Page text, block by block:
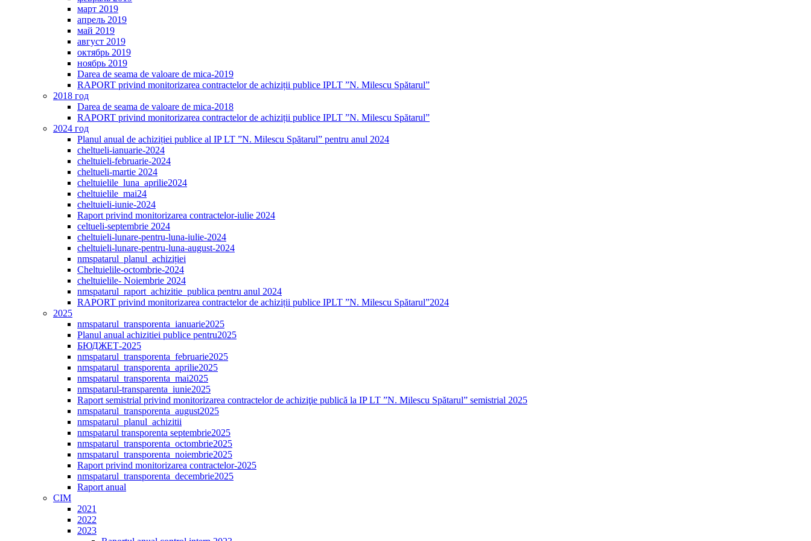
март 2019
апрель 2019
май 2019
август 2019
октябрь 2019
ноябрь 2019
Darea de seama de valoare de mica-2019
RAPORT privind monitorizarea contractelor de achiziții publice IPLT ”N. Milescu Spătarul”
2018 год
Darea de seama de valoare de mica-2018
RAPORT privind monitorizarea contractelor de achiziții publice IPLT ”N. Milescu Spătarul”
2024 год
Planul anual de achiziției publice al IP LT ”N. Milescu Spătarul” pentru anul 2024
cheltueli-ianuarie-2024
cheltuieli-februarie-2024
cheltueli-martie 2024
cheltuielile_luna_aprilie2024
cheltuielile_mai24
cheltuieli-iunie-2024
Raport privind monitorizarea contractelor-iulie 2024
celtueli-septembrie 2024
cheltuieli-lunare-pentru-luna-iulie-2024
cheltuieli-lunare-pentru-luna-august-2024
nmspatarul_planul_achiziției
Cheltuielile-octombrie-2024
cheltuielile- Noiembrie 2024
nmspatarul_raport_achizitie_publica pentru anul 2024
RAPORT privind monitorizarea contractelor de achiziții publice IPLT ”N. Milescu Spătarul”2024
2025
nmspatarul_transporenta_ianuarie2025
Planul anual achizitiei publice pentru2025
БЮДЖЕТ-2025
nmspatarul_transporenta_februarie2025
nmspatarul_transporenta_aprilie2025
nmspatarul_transporenta_mai2025
nmspatarul-transparenta_iunie2025
Raport semistrial privind monitorizarea contractelor de achiziţie publică la IP LT ”N. Milescu Spătarul” semistrial 2025
nmspatarul_transporenta_august2025
nmspatarul_planul_achizitii
nmspatarul transporenta septembrie2025
nmspatarul_transporenta_octombrie2025
nmspatarul_transporenta_noiembrie2025
Raport privind monitorizarea contractelor-2025
nmspatarul_transporenta_decembrie2025
Raport anual
CIM
2021
2022
2023